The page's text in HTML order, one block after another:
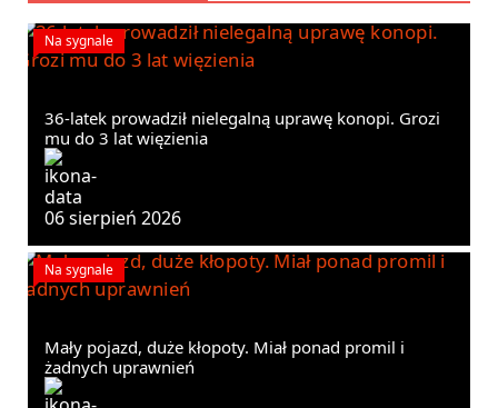
Na sygnale
36-latek prowadził nielegalną uprawę konopi. Grozi
mu do 3 lat więzienia
06 sierpień 2026
Na sygnale
Mały pojazd, duże kłopoty. Miał ponad promil i
żadnych uprawnień